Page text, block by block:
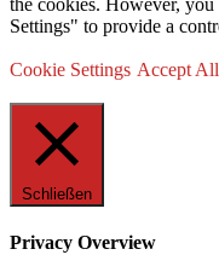
Settings" to provide a
Cookie Settings Accept All
Schließen
Privacy Overview